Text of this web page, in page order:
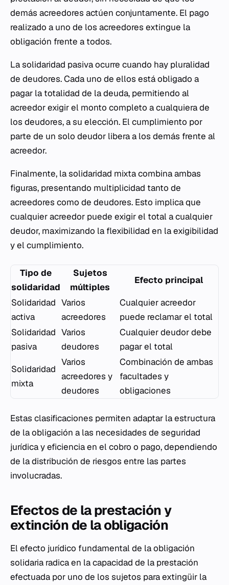
demás acreedores actúen conjuntamente. El pago
realizado a uno de los acreedores extingue la
obligación frente a todos.
La solidaridad pasiva ocurre cuando hay pluralidad
de deudores. Cada uno de ellos está obligado a
pagar la totalidad de la deuda, permitiendo al
acreedor exigir el monto completo a cualquiera de
los deudores, a su elección. El cumplimiento por
parte de un solo deudor libera a los demás frente al
acreedor.
Finalmente, la solidaridad mixta combina ambas
figuras, presentando multiplicidad tanto de
acreedores como de deudores. Esto implica que
cualquier acreedor puede exigir el total a cualquier
deudor, maximizando la flexibilidad en la exigibilidad
y el cumplimiento.
Tipo de
solidaridad
Sujetos
múltiples
Efecto principal
Solidaridad
activa
Varios
acreedores
Cualquier acreedor
puede reclamar el total
Solidaridad
pasiva
Varios
deudores
Cualquier deudor debe
pagar el total
Solidaridad
mixta
Varios
acreedores y
deudores
Combinación de ambas
facultades y
obligaciones
Estas clasificaciones permiten adaptar la estructura
de la obligación a las necesidades de seguridad
jurídica y eficiencia en el cobro o pago, dependiendo
de la distribución de riesgos entre las partes
involucradas.
Efectos de la prestación y
extinción de la obligación
El efecto jurídico fundamental de la obligación
solidaria radica en la capacidad de la prestación
efectuada por uno de los sujetos para extingüir la